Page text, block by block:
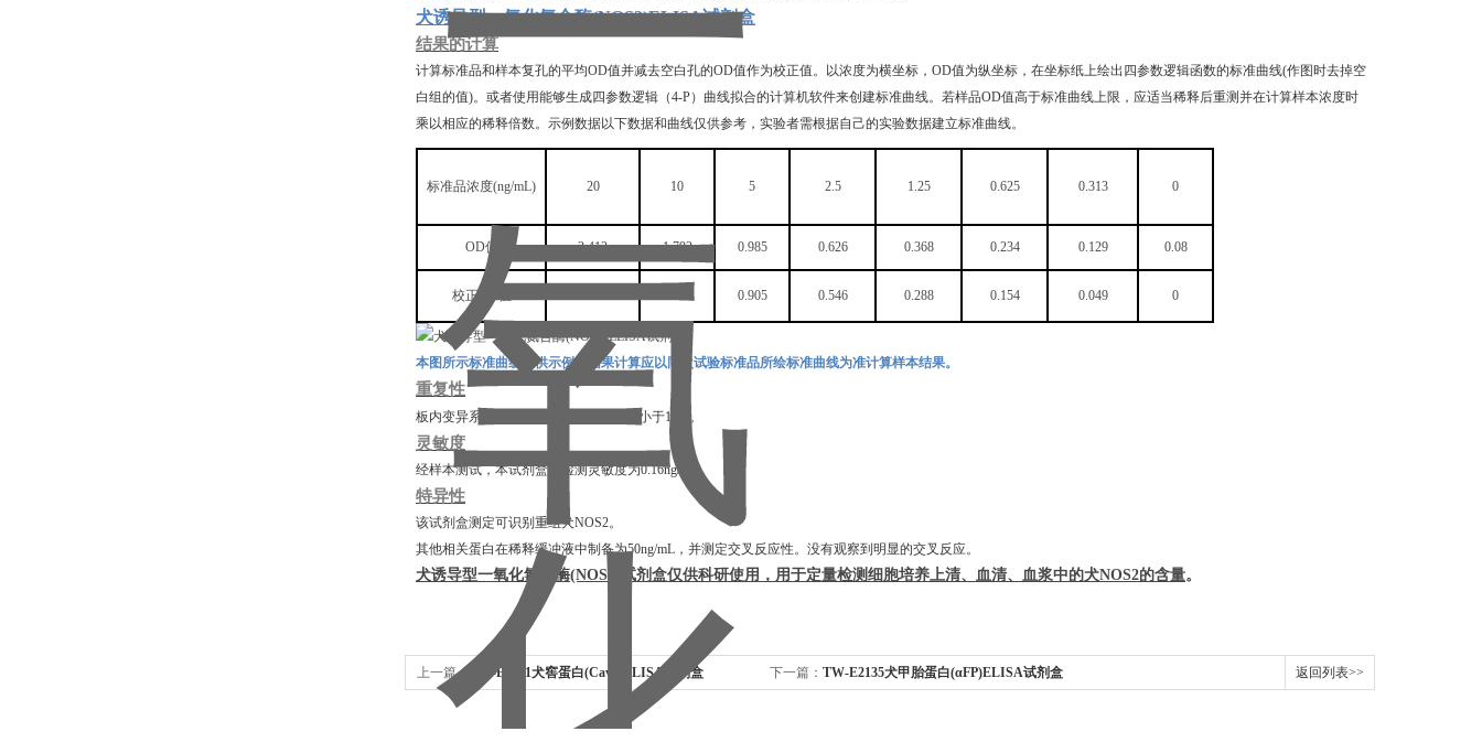
犬诱导型一氧化氮合酶(NOS2)ELISA试剂盒
结果的计算
计算标准品和样本复孔的平均OD值并减去空白孔的OD值作为校正值。以浓度为横坐标，OD值为纵坐标，在坐标纸上绘出四参数逻辑函数的标准曲线(作图时去掉空
白组的值)。或者使用能够生成四参数逻辑（4-P）曲线拟合的计算机软件来创建标准曲线。若样品OD值高于标准曲线上限，应适当稀释后重测并在计算样本浓度时
乘以相应的稀释倍数。示例数据以下数据和曲线仅供参考，实验者需根据自己的实验数据建立标准曲线。
标准品浓度(ng/mL) 20 10 5 2.5 1.25 0.625 0.313 0
OD值 2.412 1.792 0.985 0.626 0.368 0.234 0.129 0.08
校正 0.905 0.546 0.288 0.154 0.049 0
本图所示标准曲线仅供示例，结果计算应以同次试验标准品所绘标准曲线为准计算样本结果。
重复性
板内变异系数小于 10%，板间变异系数小于10%。
灵敏度
经样本测试，本试剂盒的检测灵敏度为0.16ng/mL 。
特异性
该试剂盒测定可识别重组犬NOS2。
其他相关蛋白在稀释缓冲液中制备为50ng/mL，并测定交叉反应性。没有观察到明显的交叉反应。
犬诱导型一氧化氮合酶(NOS2) 试剂盒仅供科研使用，用于定量检测细胞培养上清、血清、血浆中的犬NOS2的含量。
上一篇： TW-E2131犬窖蛋白(Cav1)ELISA试剂盒 下一篇： TW-E2135犬甲胎蛋白(αFP)ELISA试剂盒 返回列表>>